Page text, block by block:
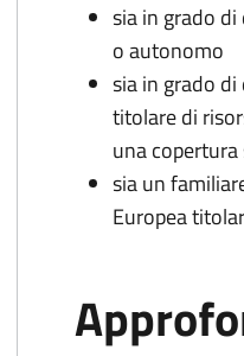
sia in grado
o autonomo
sia in grado
titolare di
una
sia un
Europea